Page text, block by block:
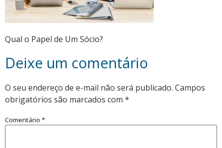
Qual o Papel de Um Sócio?
Deixe um comentário
O seu endereço de e-mail não será publicado. Campos
obrigatórios são marcados com *
Comentário *